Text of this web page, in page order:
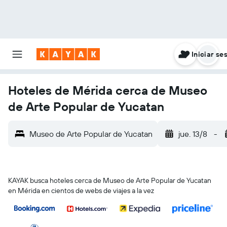
Iniciar
Hoteles de Mérida cerca de Museo
de Arte Popular de Yucatan
Museo de Arte Popular de Yucatan jue. 13/8 -
KAYAK busca hoteles cerca de Museo de Arte Popular de Yucatan
en Mérida en cientos de webs de viajes a la vez